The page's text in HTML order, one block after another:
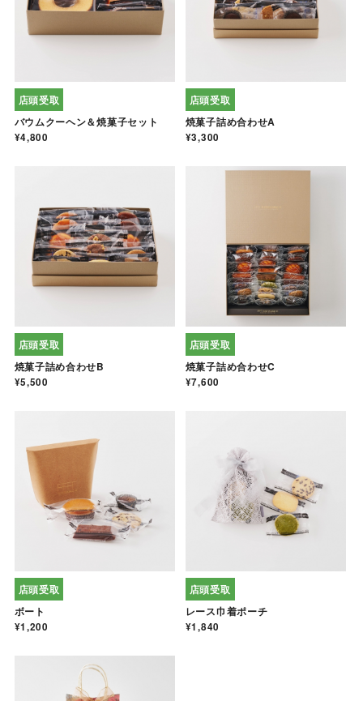
店頭受取
バウムクーヘン＆焼菓子セット
¥4,800
店頭受取
焼菓子詰め合わせA
¥3,300
店頭受取
焼菓子詰め合わせB
¥5,500
店頭受取
焼菓子詰め合わせC
¥7,600
店頭受取
ボート
¥1,200
店頭受取
レース巾着ポーチ
¥1,840